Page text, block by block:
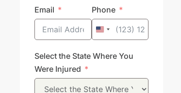
Email Phone
United
+1
Select the State Where You
Were Injured